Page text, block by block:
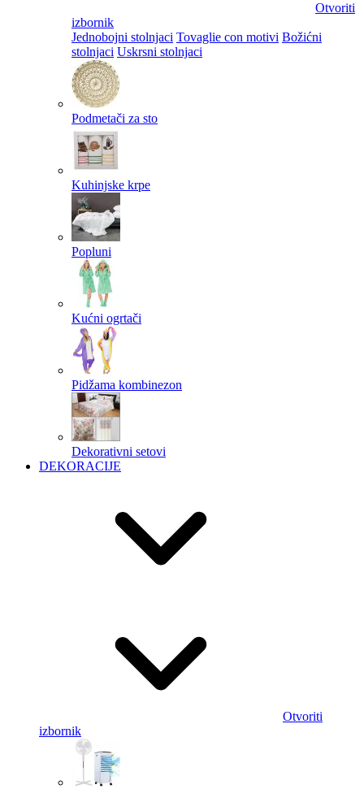
Otvoriti
izbornik
Jednobojni stolnjaci Tovaglie con motivi Božićni
stolnjaci Uskrsni stolnjaci
Podmetači za sto
Kuhinjske krpe
Popluni
Kućni ogrtači
Pidžama kombinezon
Dekorativni setovi
DEKORACIJE
Otvoriti
izbornik